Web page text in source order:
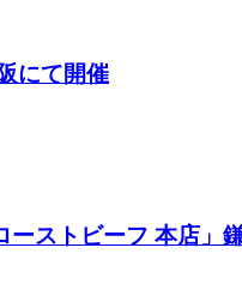
にて開催
ストビーフ 本店」